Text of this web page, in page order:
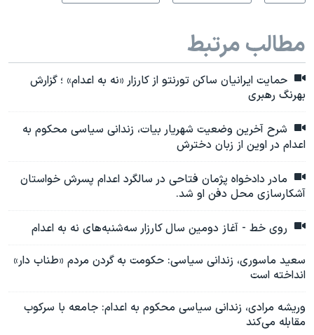
مطالب مرتبط
حمایت ایرانیان ساکن تورنتو از کارزار «نه به اعدام» ؛ گزارش
بهرنگ رهبری
شرح آخرین وضعیت شهریار بیات، زندانی سیاسی محکوم به
اعدام در اوین از زبان دخترش
مادر دادخواه پژمان فتاحی در سالگرد اعدام پسرش خواستان
آشکارسازی محل دفن او شد.
روی خط - آغاز دومین سال کارزار سه‌شنبه‌های نه به اعدام
سعید ماسوری، زندانی سیاسی: حکومت به گردن مردم «طناب دار»
انداخته است
وریشه مرادی، زندانی سیاسی محکوم به اعدام: جامعه با سرکوب
مقابله می‌کند